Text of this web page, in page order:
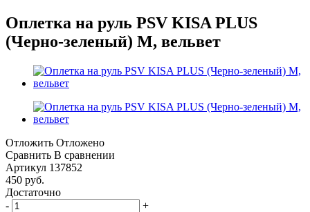
Оплетка на руль PSV KISA PLUS
(Черно-зеленый) M, вельвет
Отложить Отложено
Сравнить В сравнении
Артикул 137852
450 руб.
Достаточно
-
+